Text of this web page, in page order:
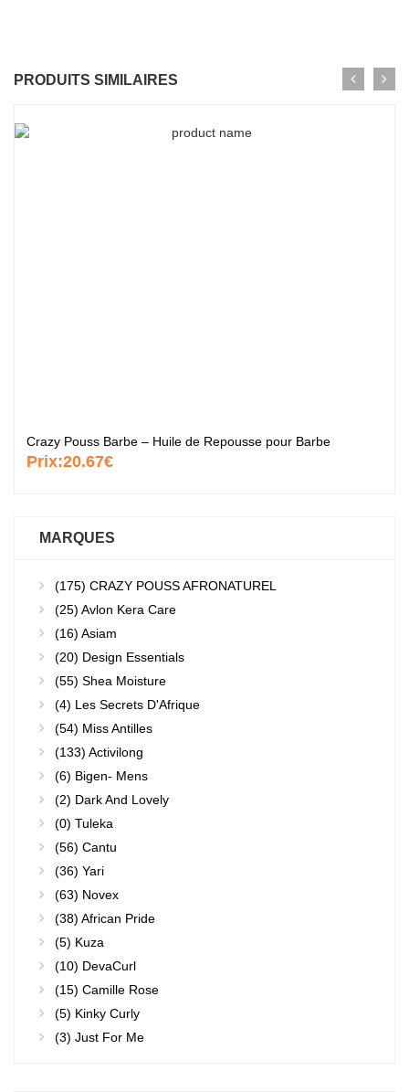
PRODUITS SIMILAIRES
Crazy Pouss Barbe – Huile de Repousse pour Barbe
Prix:20.67€
MARQUES
(175) CRAZY POUSS AFRONATUREL
(25) Avlon Kera Care
(16) Asiam
(20) Design Essentials
(55) Shea Moisture
(4) Les Secrets D'Afrique
(54) Miss Antilles
(133) Activilong
(6) Bigen- Mens
(2) Dark And Lovely
(0) Tuleka
(56) Cantu
(36) Yari
(63) Novex
(38) African Pride
(5) Kuza
(10) DevaCurl
(15) Camille Rose
(5) Kinky Curly
(3) Just For Me